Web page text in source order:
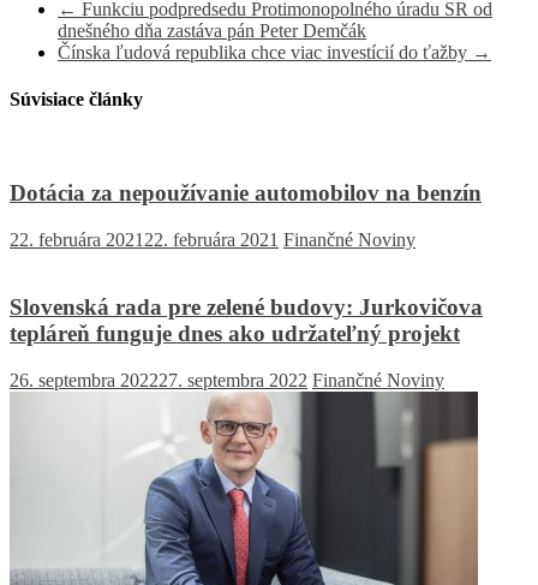
← Funkciu podpredsedu Protimonopolného úradu SR od
dnešného dňa zastáva pán Peter Demčák
Čínska ľudová republika chce viac investícií do ťažby →
Súvisiace články
Dotácia za nepoužívanie automobilov na benzín
22. februára 2021 22. februára 2021 Finančné Noviny
Slovenská rada pre zelené budovy: Jurkovičova
tepláreň funguje dnes ako udržateľný projekt
26. septembra 202227. septembra 2022 Finančné Noviny